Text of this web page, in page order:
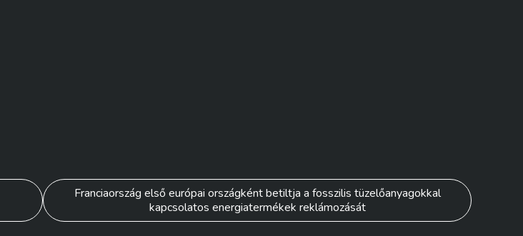
Franciaország első európai országként betiltja a fosszilis tüzelőanyagokkal
kapcsolatos energiatermékek reklámozását